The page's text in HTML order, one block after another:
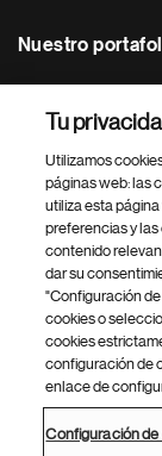
Nuestro
Footer Site
inferior
del
Política de
Tu
Utilizamos
páginas web: las
utiliza esta
preferencias y
contenido
dar su
"Configuración
cookies o
cookies
configuración de
enlace de
Configuración de